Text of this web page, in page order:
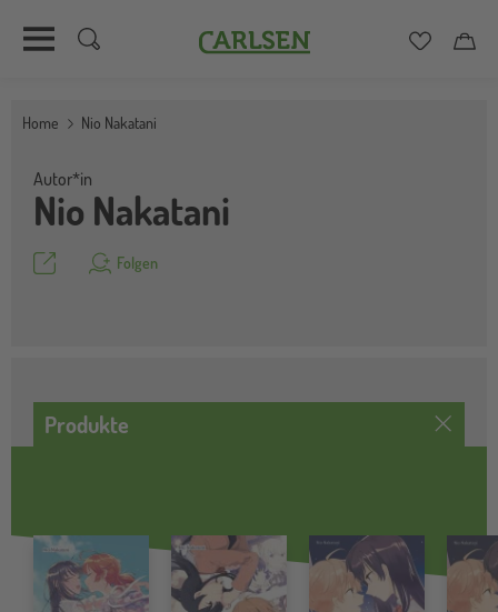
zum
Carlsen
Home Nio Nakatani
Nio Nakatani
Autor*in
Teilen Folgen
Produkte